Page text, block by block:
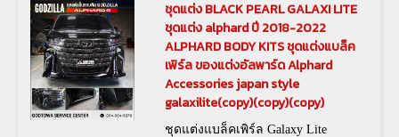
ชุดแต่ง BLACK PEARL GALAXI LITE
ชุดแต่ง alphard ปี 2018-2022
ALPHARD BODY KITS ชุดแต่งแบล็ค
เพิร์ล ของแต่งอัลพาร์ด Alphard
Accessories japan style
galaxilite(copy)(copy)(copy)
ชุดแต่งแบล็คเพิร์ล Galaxy Lite